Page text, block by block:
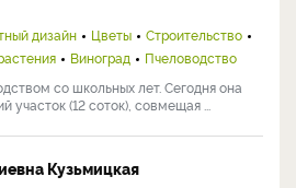
дизайн Цветы
Строительство
Виноград
Пчеловодство
со школьных лет. Сегодня она
участок (12 соток), совмещая ...
Кузьмицкая